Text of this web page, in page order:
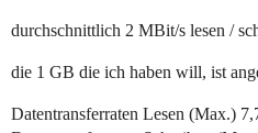
durchschnittlich 2 MBit/s lesen /
die 1 GB die ich haben will, ist
Datentransferraten Lesen (Max.)